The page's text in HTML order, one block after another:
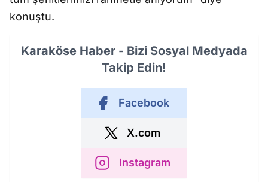
konuştu.
Karaköse Haber - Bizi Sosyal Medyada
Takip Edin!
Facebook
X.com
Instagram